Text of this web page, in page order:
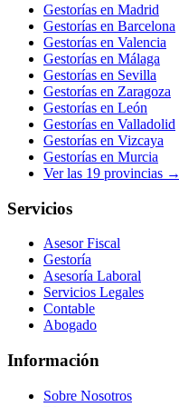
Gestorías en Madrid
Gestorías en Barcelona
Gestorías en Valencia
Gestorías en Málaga
Gestorías en Sevilla
Gestorías en Zaragoza
Gestorías en León
Gestorías en Valladolid
Gestorías en Vizcaya
Gestorías en Murcia
Ver las 19 provincias →
Servicios
Asesor Fiscal
Gestoría
Asesoría Laboral
Servicios Legales
Contable
Abogado
Información
Sobre Nosotros